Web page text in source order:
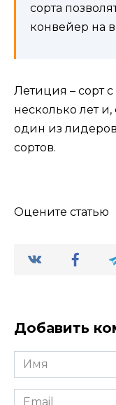
сорта
конвейер на
Летиция – сорт
несколько лет и,
один из
сортов.
Оцените статью
Добавить
Имя
*
Email